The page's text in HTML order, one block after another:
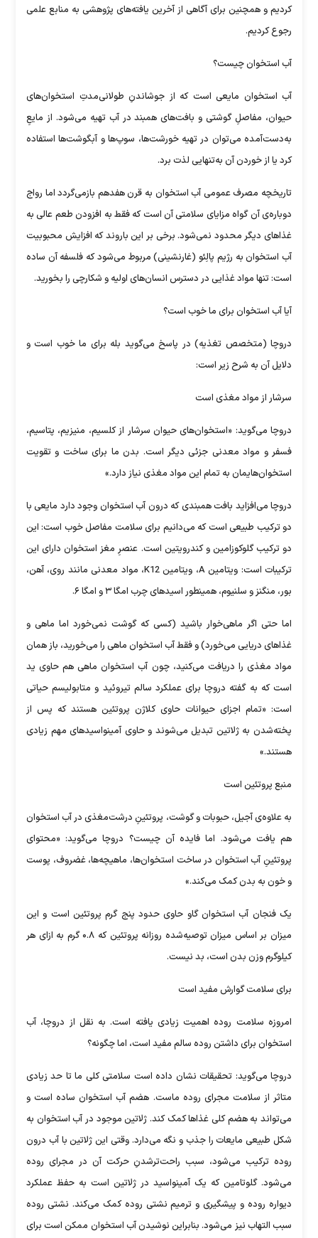
کردیم و همچنین برای آگاهی از آخرین یافته‌های پژوهشی به منابع علمی
رجوع کردیم.
آب استخوان چیست؟
آب استخوان مایعی‌ است که از جوشاندنِ طولانی‌مدتِ استخوان‌های
حیوان، مفاصلِ گوشتی و بافت‌های همبند در آب تهیه می‌شود. از مایعِ
به‌دست‌آمده می‌توان در تهیه‌ خورشت‌ها، سوپ‌ها و آبگوشت‌ها استفاده
کرد یا از خوردن آن به‌تنهایی لذت برد.
تاریخچه‌ مصرف عمومی آب استخوان به قرن هفدهم بازمی‌گردد اما رواج
دوباره‌ی آن گواه مزایای سلامتی آن است که فقط به افزودن طعم عالی به
غذاهای دیگر محدود نمی‌شود. برخی بر این باروند که افزایش محبوبیت
آب استخوان به رژیم پالِئو (غارنشینی) مربوط می‌شود که فلسفه‌ آن ساده
است: تنها مواد غذایی در دسترس انسان‌های اولیه و شکارچی را بخورید.
آیا آب استخوان برای ما خوب است؟
دروچا (متخصص تغذیه) در پاسخ می‌گوید بله برای ما خوب است و
دلایل آن به شرح زیر است:
سرشار از مواد مغذی است
دروچا می‌گوید: «استخوان‌های حیوان سرشار از کلسیم، منیزیم، پتاسیم،
فسفر و مواد معدنی جزئی دیگر است. بدن ما برای ساخت و تقویت
استخوان‌هایمان به تمام این مواد مغذی نیاز دارد.»
دروچا می‌افزاید بافت همبندی که درون آب استخوان وجود دارد مایعی با
دو ترکیب طبیعی‌ است که می‌دانیم برای سلامت مفاصل خوب است: این
دو ترکیب گلوکوزامین و کندرویتین است. عنصرِ مغز استخوان دارای این
ترکیبات است: ویتامین A، ویتامین K12، مواد معدنی مانند روی، آهن،
بور، منگنز و سلنیوم، همینطور اسیدهای چرب امگا ۳ و امگا ۶.
اما حتی اگر ماهی‌خوار باشید (کسی که گوشت نمی‌خورد اما ماهی و
غذاهای دریایی می‌خورد) و فقط آب استخوان ماهی را می‌خورید، باز همان
مواد مغذی را دریافت می‌کنید، چون آب استخوان ماهی هم حاوی ید
است که به گفته‌ دروچا برای عملکرد سالم تیروئید و متابولیسم حیاتی
است: «تمام اجزای حیوانات حاوی کلاژن پروتئین هستند که پس از
پخته‌شدن به ژلاتین تبدیل می‌شوند و حاوی آمینواسیدهای مهم زیادی
هستند.»
منبع پروتئین است
به علاوه‌ی آجیل، حبوبات و گوشت، پروتئینِ درشت‌مغذی در آب استخوان
هم یافت می‌شود. اما فایده‌ آن چیست؟ دروچا می‌گوید: «محتوای
پروتئینِ آب استخوان در ساخت استخوان‌ها، ماهیچه‌ها، غضروف، پوست
و خون به بدن کمک می‌کند.»
یک فنجان آب استخوان گاو حاوی حدود پنج گرم پروتئین است و این
میزان بر اساس میزان توصیه‌شده‌ روزانه‌ پروتئین که ۰.۸ گرم به ازای هر
کیلوگرم وزن بدن است، بد نیست.
برای سلامت گوارش مفید است
امروزه سلامت روده اهمیت زیادی یافته است. به نقل از دروچا، آب
استخوان برای داشتن روده‌ سالم مفید است، اما چگونه؟
دروچا می‌گوید: تحقیقات نشان داده است سلامتی کلی ما تا حد زیادی
متاثر از سلامت مجرای روده‌ ماست. هضم آب استخوان ساده است و
می‌تواند به هضم کلی غذاها کمک کند. ژلاتین موجود در آب استخوان به
شکل طبیعی مایعات را جذب و نگه می‌دارد. وقتی این ژلاتین با آب درون
روده ترکیب می‌شود، سبب راحت‌ترشدنِ حرکت آن در مجرای روده
می‌شود. گلوتامین که یک آمینواسید در ژلاتین است به حفظ عملکرد
دیواره‌ روده و پیشگیری و ترمیم نشتی روده کمک می‌کند. نشتی روده
سبب التهاب نیز می‌شود. بنابراین نوشیدن آب استخوان ممکن است برای